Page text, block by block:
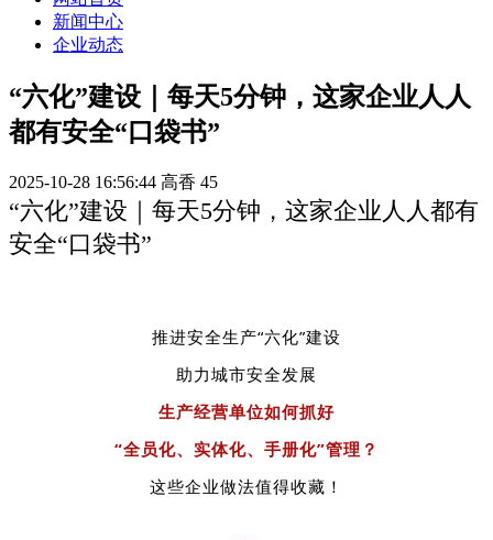
新闻中心
企业动态
“六化”建设｜每天5分钟，这家企业人人
都有安全“口袋书”
2025-10-28 16:56:44 高香 45
“六化”建设｜每天5分钟，这家企业人人都有
安全“口袋书”
推进安全生产“六化”建设
助力城市安全发展
生产经营单位如何抓好
“全员化、实体化、手册化”管理？
这些企业做法值得收藏！